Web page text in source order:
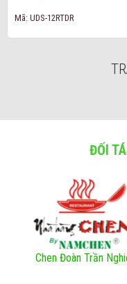
Mã: UDS-12RTDR
ĐỐI
Chen Đoàn Trần